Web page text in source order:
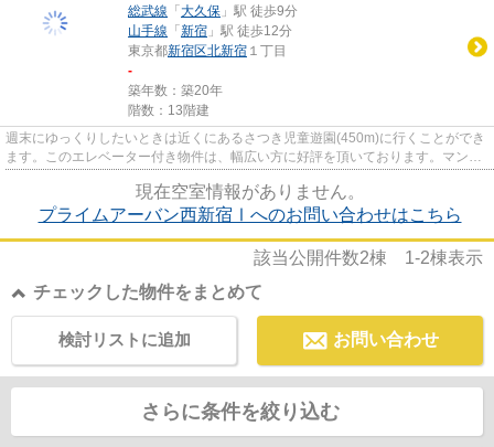
総武線 「 大久保 」駅 徒歩9分
山手線 「 新宿 」駅 徒歩12分
東京都新宿区北新宿 １丁目
-
築年数：築20年
階数：13階建
週末にゆっくりしたいときは近くにあるさつき児童遊園(450m)に行くことができ
ます。このエレベーター付き物件は、幅広い方に好評を頂いております。マンシ
現在空室情報がありません。
プライムアーバン西新宿Ⅰへのお問い合わせはこちら
該当公開件数2棟 1-2棟表示
チェックした物件をまとめて
お問い合わせ
検討リストに追加
さらに条件を絞り込む